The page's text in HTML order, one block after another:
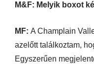
M&F: Melyik boxot
MF: A Champlain
azelőtt találkoztam,
Egyszerűen